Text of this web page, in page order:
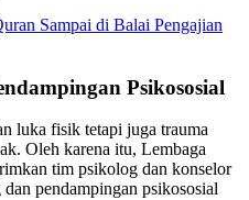
Sampai di Balai Pengajian
Psikososial
luka fisik tetapi juga trauma
Oleh karena itu, Lembaga
tim psikolog dan konselor
pendampingan psikososial